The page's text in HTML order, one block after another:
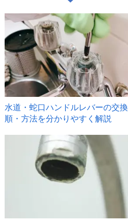
2
水道・蛇口ハンドルレバーの交
順・方法を分かりやすく解説